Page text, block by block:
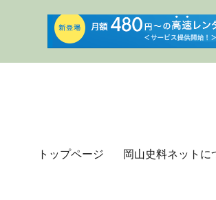
トップページ 岡山史料ネットに